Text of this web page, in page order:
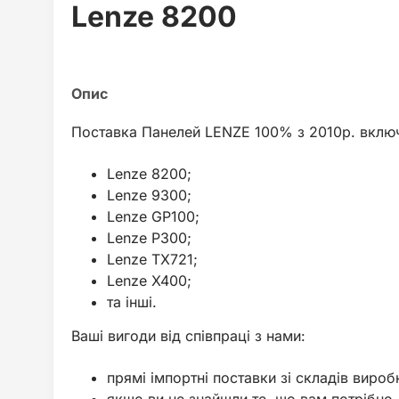
Lenze 8200
Поставка Панелей LENZE 100% з 2010р.
Lenze 8200;
Lenze 9300;
Lenze GP100;
Lenze P300;
Lenze TX721;
Lenze X400;
та інші.
Ваші вигоди від співпраці з нами:
прямі імпортні поставки зі складів